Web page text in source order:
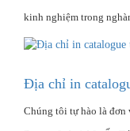
kinh nghiệm trong
Địa chỉ in
Chúng tôi tự hào là đơn